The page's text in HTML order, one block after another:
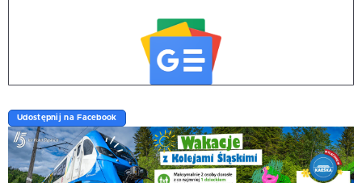
Udostępnij na Facebook